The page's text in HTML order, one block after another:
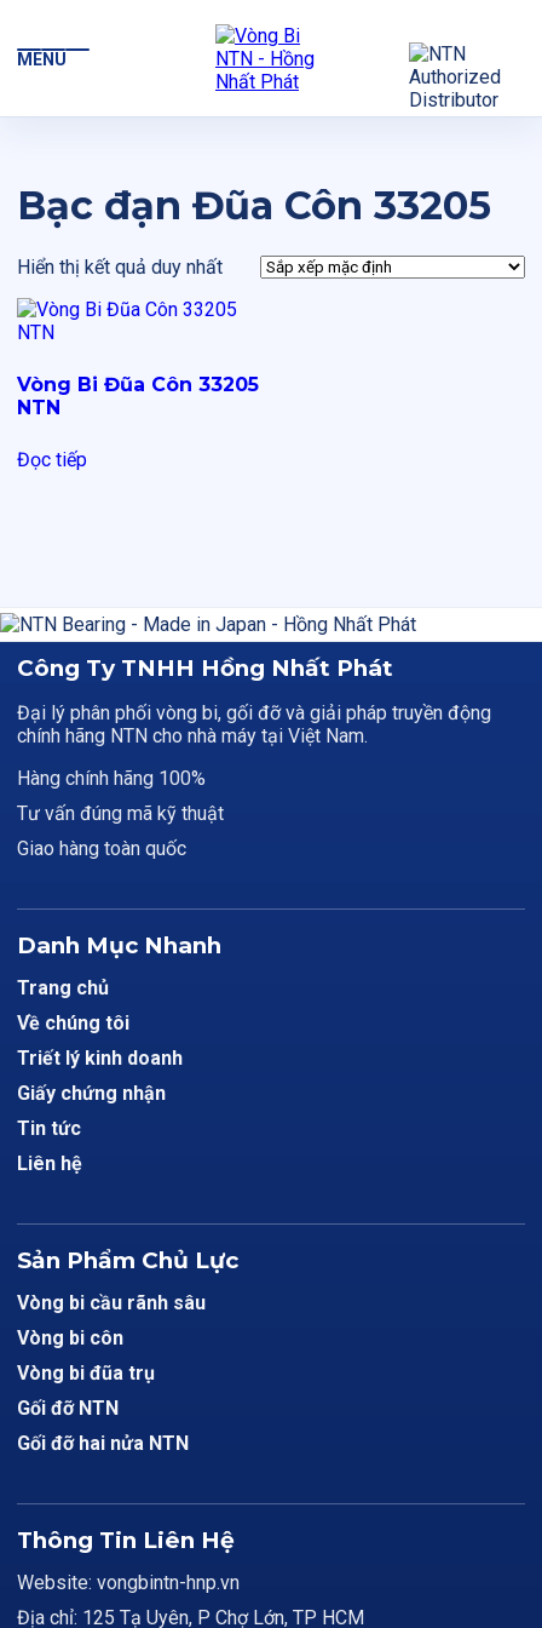
MENU
Bạc đạn Đũa Côn 33205
Hiển thị kết quả duy nhất
Vòng Bi Đũa Côn 33205
NTN
Đọc tiếp
Công Ty TNHH Hồng Nhất Phát
Đại lý phân phối vòng bi, gối đỡ và giải pháp truyền động
chính hãng NTN cho nhà máy tại Việt Nam.
Hàng chính hãng 100%
Tư vấn đúng mã kỹ thuật
Giao hàng toàn quốc
Danh Mục Nhanh
Trang chủ
Về chúng tôi
Triết lý kinh doanh
Giấy chứng nhận
Tin tức
Liên hệ
Sản Phẩm Chủ Lực
Vòng bi cầu rãnh sâu
Vòng bi côn
Vòng bi đũa trụ
Gối đỡ NTN
Gối đỡ hai nửa NTN
Thông Tin Liên Hệ
Website: vongbintn-hnp.vn
Địa chỉ: 125 Tạ Uyên, P Chợ Lớn, TP HCM